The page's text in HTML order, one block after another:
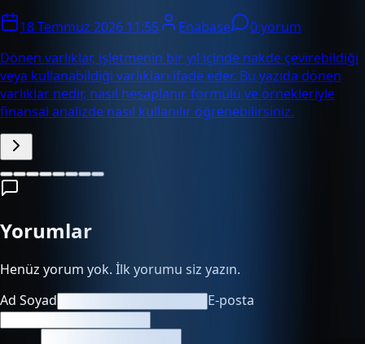
18 Temmuz 2026 11:55 Enabase
0 yorum
Dönen varlıklar, işletmenin bir yıl içinde nakde çevirebildiği
veya kullanabildiği varlıkları ifade eder. Bu yazıda dönen
varlıklar nedir, nasıl hesaplanır, formülü ve örnekleriyle
finansal analizde nasıl kullanılır öğrenebilirsiniz.
Yorumlar
Henüz yorum yok. İlk yorumu siz yazın.
Ad Soyad
E-posta